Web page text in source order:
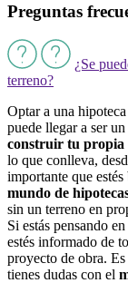
Preguntas
¿Se
terreno?
Optar a una
puede llegar a ser
construir tu propia
lo que conlleva,
importante que
mundo de
sin un terreno en
Si estás pensando en
estés informado de
proyecto de obra. Es
tienes dudas con el